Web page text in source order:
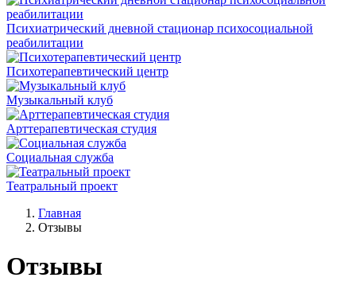
Психиатрический дневной стационар психосоциальной
реабилитации
Психотерапевтический центр
Музыкальный клуб
Арттерапевтическая студия
Социальная служба
Театральный проект
Главная
Отзывы
Отзывы